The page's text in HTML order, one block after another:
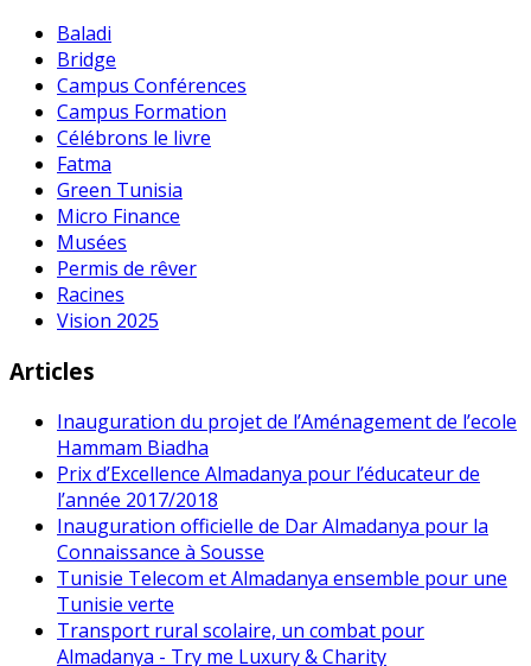
Baladi
Bridge
Campus Conférences
Campus Formation
Célébrons le livre
Fatma
Green Tunisia
Micro Finance
Musées
Permis de rêver
Racines
Vision 2025
Articles
Inauguration du projet de l’Aménagement de l’ecole
Hammam Biadha
Prix d’Excellence Almadanya pour l’éducateur de
l’année 2017/2018
Inauguration officielle de Dar Almadanya pour la
Connaissance à Sousse
Tunisie Telecom et Almadanya ensemble pour une
Tunisie verte
Transport rural scolaire, un combat pour
Almadanya - Try me Luxury & Charity